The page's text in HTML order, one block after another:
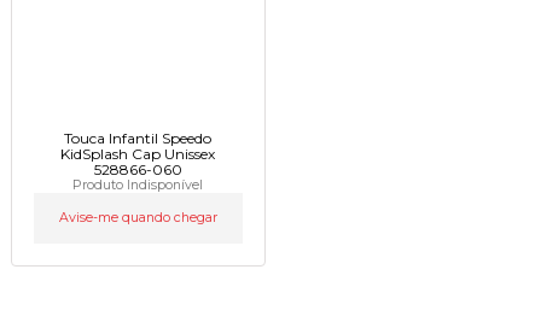
Touca Infantil Speedo
KidSplash Cap Unissex
528866-060
Produto Indisponível
Avise-me quando chegar